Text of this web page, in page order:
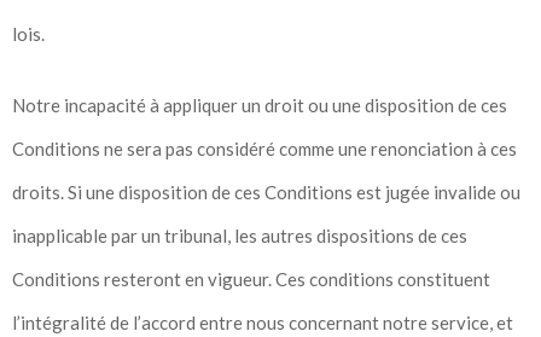
lois.
Notre incapacité à appliquer un droit ou une disposition de ces
Conditions ne sera pas considéré comme une renonciation à ces
droits. Si une disposition de ces Conditions est jugée invalide ou
inapplicable par un tribunal, les autres dispositions de ces
Conditions resteront en vigueur. Ces conditions constituent
l’intégralité de l’accord entre nous concernant notre service, et